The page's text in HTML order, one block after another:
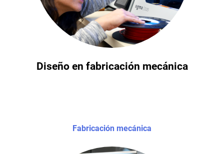
Diseño en fabricación mecánica
Fabricación mecánica